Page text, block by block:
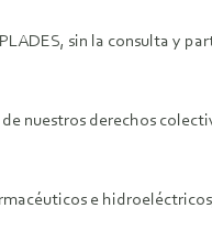
sin la consulta y
nuestros derechos
e